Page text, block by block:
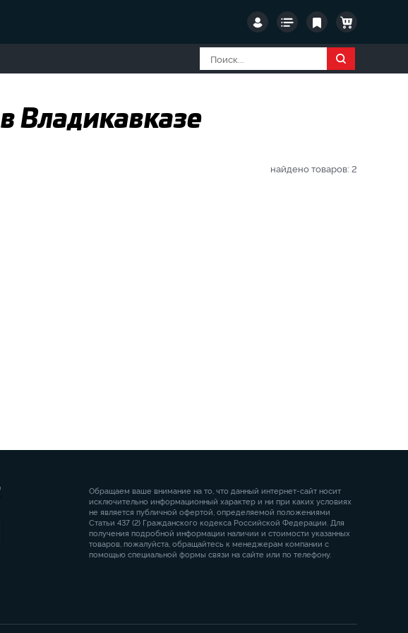
Владикавказе
найдено товаров: 2
Обращаем ваше внимание на то, что данный интернет-сайт носит
исключительно информационный характер и ни при каких условиях
не является публичной офертой, определяемой положениями
Статьи 437 (2) Гражданского кодекса Российской Федерации. Для
получения подробной информации наличии и стоимости указанных
товаров, пожалуйста, обращайтесь к менеджерам компании с
помощью специальной формы связи на сайте или по телефону.